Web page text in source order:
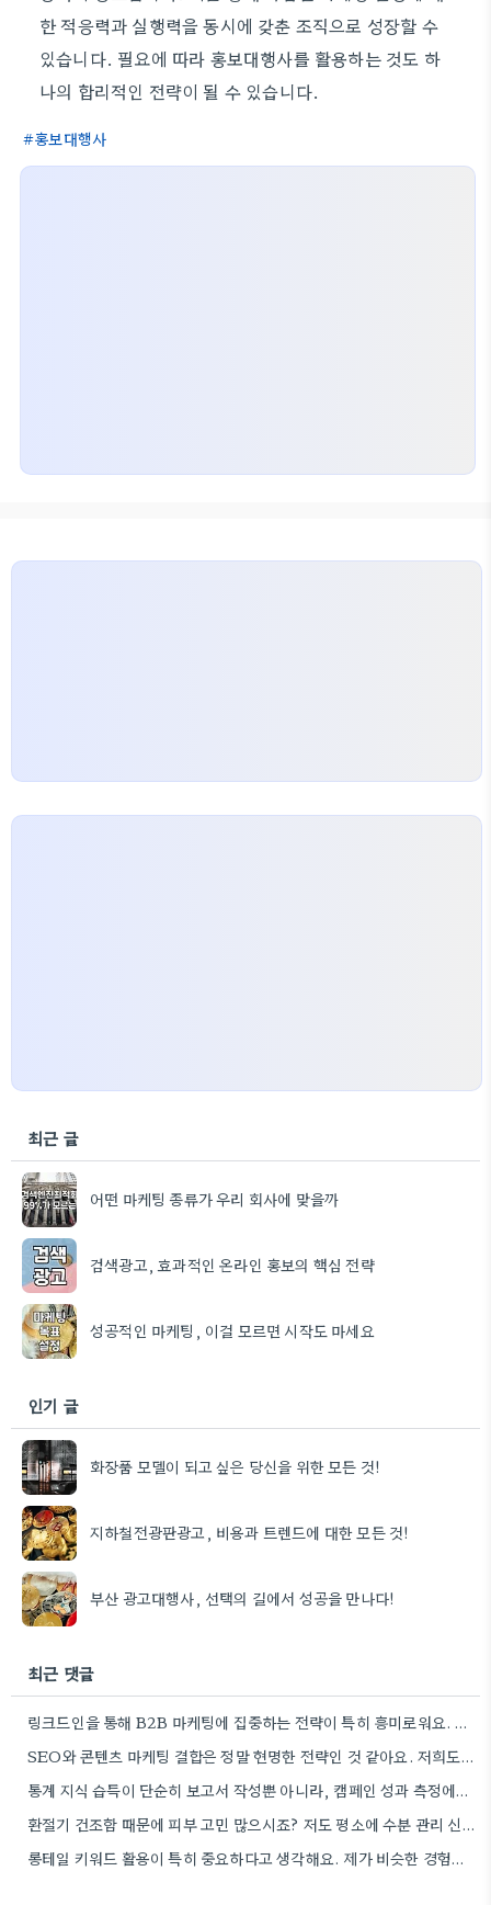
한 적응력과 실행력을 동시에 갖춘 조직으로 성장할 수
있습니다. 필요에 따라 홍보대행사를 활용하는 것도 하
나의 합리적인 전략이 될 수 있습니다.
홍보대행사
최근 글
어떤 마케팅 종류가 우리 회사에 맞을까
검색광고, 효과적인 온라인 홍보의 핵심 전략
성공적인 마케팅, 이걸 모르면 시작도 마세요
인기 글
화장품 모델이 되고 싶은 당신을 위한 모든 것!
지하철전광판광고, 비용과 트렌드에 대한 모든 것!
부산 광고대행사, 선택의 길에서 성공을 만나다!
최근 댓글
링크드인을 통해 B2B 마케팅에 집중하는 전략이 특히 흥미로워요. 저희 회사도 유사한 솔루션을 제공하다 보니, 네트워크…
SEO와 콘텐츠 마케팅 결합은 정말 현명한 전략인 것 같아요. 저희도 비슷한 방식으로 블로그를 운영하고 있는데,…
통계 지식 습득이 단순히 보고서 작성뿐 아니라, 캠페인 성과 측정에도 도움이 된다니 흥미롭네요.
환절기 건조함 때문에 피부 고민 많으시죠? 저도 평소에 수분 관리 신경 쓰느라 시간 오래 뺏깁니다.
롱테일 키워드 활용이 특히 중요하다고 생각해요. 제가 비슷한 경험을 할 때, 너무 일반적인 키워드에 집중했더니…